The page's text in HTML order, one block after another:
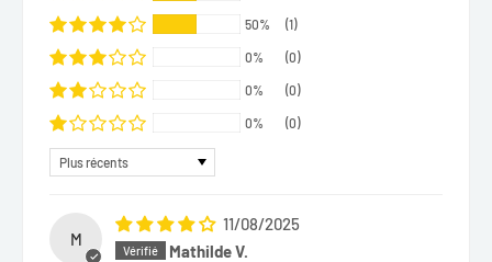
50% (1)
0% (0)
0% (0)
0% (0)
Sort by
M
11/08/2025
Mathilde V.